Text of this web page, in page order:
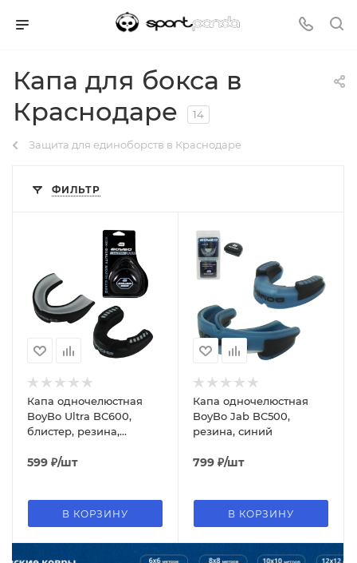
Капа для бокса в
Краснодаре
14
Защита для единоборств в Краснодаре
ФИЛЬТР
Капа одночелюстная
BoyBo Ultra BC600,
блистер, резина,
599 ₽/шт
В КОРЗИНУ
Капа одночелюстная
BoyBo Jab BC500,
резина, синий
799 ₽/шт
В КОРЗИНУ